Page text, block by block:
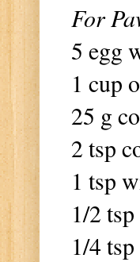
For
5 egg
1 cup
25 g
2 tsp
1 tsp
1/2
1/4